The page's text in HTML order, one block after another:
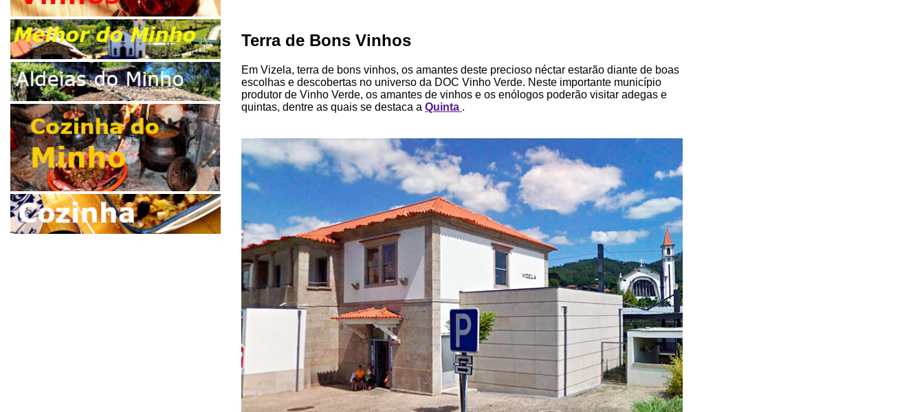
Terra de Bons Vinhos
Em Vizela, terra de bons vinhos, os amantes deste precioso néctar estarão diante de boas
escolhas e descobertas no universo da DOC Vinho Verde. Neste importante município
produtor de Vinho Verde, os amantes de vinhos e os enólogos poderão visitar adegas e
quintas, dentre as quais se destaca a Quinta .